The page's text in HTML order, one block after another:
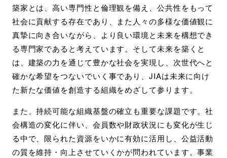
築家とは、高い専門性と倫理観を備え、公共性をもって
社会に貢献する存在であり、また人々の多様な価値観に
真摯に向き合いながら、より良い環境と未来を構想でき
る専門家であると考えています。そして未来を築くと
は、建築の力を通じて豊かな社会を実現し、次世代へと
確かな希望をつないでいく事であり、JIAは未来に向け
た新たな価値を創造する組織をめざして参ります。
また、持続可能な組織基盤の確立も重要な課題です。社
会構造の変化に伴い、会員数や財政状況にも変化が生じ
る中で、限られた資源をいかに有効に活用し、公益活動
の質を維持・向上させていくかが問われています。事業